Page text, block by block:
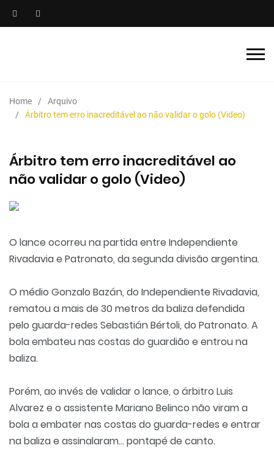
Home
Arquivo
Árbitro tem erro inacreditável ao não validar o golo (Video)
Árbitro tem erro inacreditável ao
não validar o golo (Video)
O lance ocorreu na partida entre Independiente
Rivadavia e Patronato, da segunda divisão argentina.
O médio Gonzalo Bazán, do Independiente Rivadavia,
rematou a mais de 30 metros da baliza defendida
pelo guarda-redes Sebastián Bértoli, do Patronato. A
bola embateu nas costas do guardião e entrou na
baliza.
Porém, ao invés de validar o lance, o árbitro Luis
Alvarez e o assistente Mariano Belinco não viram a
bola a embater nas costas do guarda-redes e entrar
na baliza e assinalaram... pontapé de canto.